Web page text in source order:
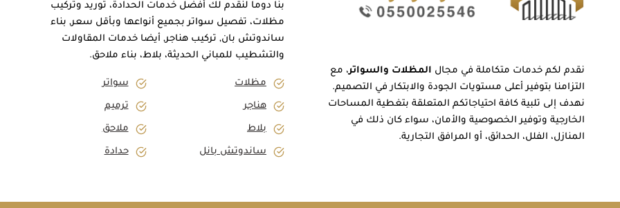
نقدم لكم خدمات متكاملة في مجال المظلات والسواتر، مع
التزامنا بتوفير أعلى مستويات الجودة والابتكار في التصميم.
نهدف إلى تلبية كافة احتياجاتكم المتعلقة بتغطية المساحات
الخارجية وتوفير الخصوصية والأمان، سواء كان ذلك في
المنازل، الفلل، الحدائق، أو المرافق التجارية.
بنا دوما لنقدم لك أفضل خدمات الحدادة، توريد وتركيب
مظلات، تفصيل سواتر بجميع أنواعها وبأقل سعر, بناء
ساندوتش بان, تركيب هناجر, أيضا خدمات المقاولات
والتشطيب للمباني الحديثة، بلاط، بناء ملاحق.
مظلات سواتر
هناجر ترميم
بلاط ملاحق
ساندوتش بانل حدادة